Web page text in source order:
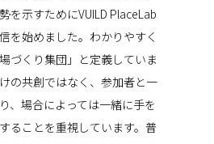
を示すためにVUILD PlaceLab
を始めました。わかりやすく
場づくり集団」と定義していま
の共創ではなく、参加者と一
、場合によっては一緒に手を
ることを重視しています。普